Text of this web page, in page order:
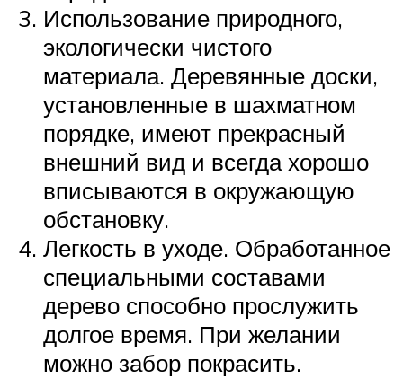
Использование природного,
экологически чистого
материала. Деревянные доски,
установленные в шахматном
порядке, имеют прекрасный
внешний вид и всегда хорошо
вписываются в окружающую
обстановку.
Легкость в уходе. Обработанное
специальными составами
дерево способно прослужить
долгое время. При желании
можно забор покрасить.